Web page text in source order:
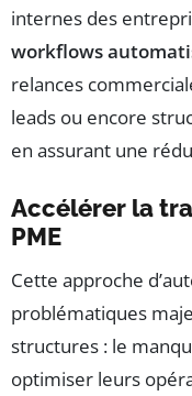
internes des
workflows
relances
leads ou encore
en assurant une
Accélérer la
PME
Cette approche
problématiques
structures : le
optimiser leurs